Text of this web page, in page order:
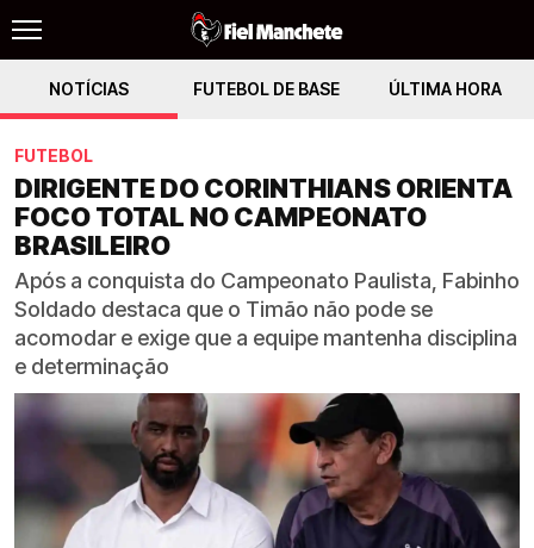
NOTÍCIAS FUTEBOL DE BASE ÚLTIMA HORA
FUTEBOL
DIRIGENTE DO CORINTHIANS ORIENTA
FOCO TOTAL NO CAMPEONATO
BRASILEIRO
Após a conquista do Campeonato Paulista, Fabinho
Soldado destaca que o Timão não pode se
acomodar e exige que a equipe mantenha disciplina
e determinação